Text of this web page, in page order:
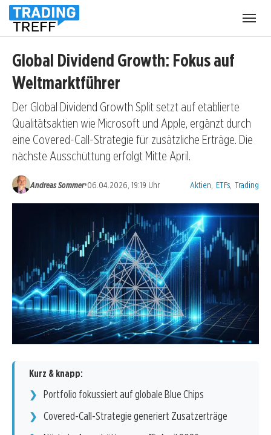
Global Dividend Growth: Fokus auf
Weltmarktführer
Der Global Dividend Growth Split setzt auf etablierte
Qualitätsaktien wie Microsoft und Apple, ergänzt durch
eine Covered-Call-Strategie für zusätzliche Erträge. Die
nächste Ausschüttung erfolgt Mitte April.
Andreas Sommer•06.04.2026, 19:19 Uhr Kategorien:
Aktien ETFs Trading
Kurz & knapp:
Portfolio fokussiert auf globale Blue Chips
Covered-Call-Strategie generiert Zusatzerträge